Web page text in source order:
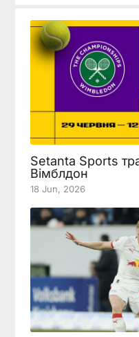
Setanta Sports
Вімблдон
18 Jun, 2026